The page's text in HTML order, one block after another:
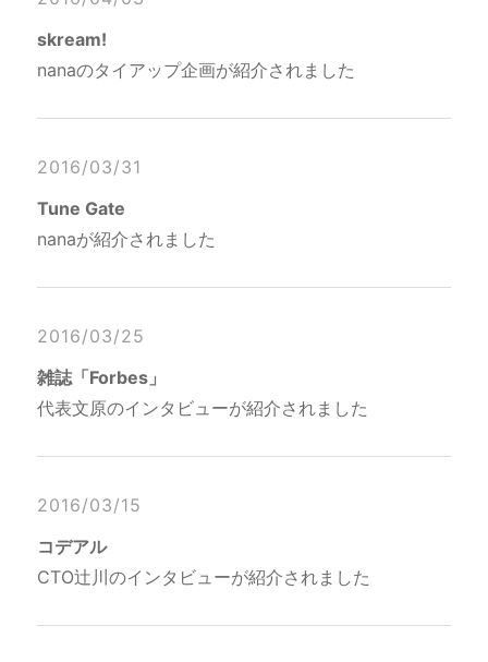
skream!
nanaのタイアップ企画が紹介されました
2016/03/31
Tune Gate
nanaが紹介されました
2016/03/25
雑誌「Forbes」
代表文原のインタビューが紹介されました
2016/03/15
コデアル
CTO辻川のインタビューが紹介されました